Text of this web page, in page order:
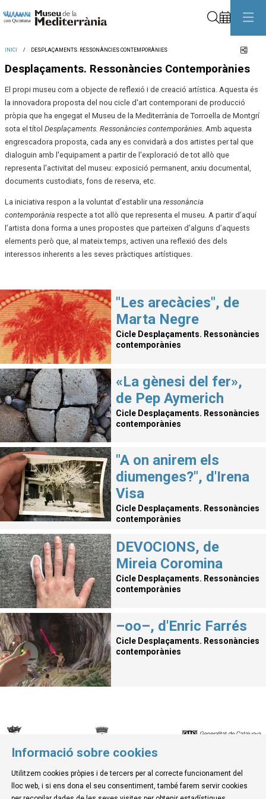
INICI DESPLAÇAMENTS. RESSONÀNCIES CONTEMPORÀNIES
Desplaçaments. Ressonàncies Contemporànies
El propi museu com a objecte de reflexió i de creació artística. Aquesta és
la innovadora proposta del nou cicle d'art contemporani de producció
pròpia que ha engegat el Museu de la Mediterrània de Torroella de Montgrí
sota el títol Desplaçaments. Ressonàncies contemporànies. Amb aquesta
engrescadora proposta, cada any es convidarà a dos artistes per tal que
dialoguin amb l'equipament a partir de l'exploració de tot allò que
representa l'activitat del museu: exposició permanent, arxiu documental,
documents custodiats, fons de reserva, etc.
La iniciativa respon a la voluntat d’establir una ressonància
contemporània respecte a tot allò que representa el museu. A partir d’aquí
l’artista dona forma a unes propostes que parteixen d’alguns d’aquests
elements però que, al mateix temps, activen una reflexió des dels
interessos inherents a les seves pràctiques artístiques.
"Les arecàcies", de
Marta Negre
Cicle Desplaçaments. Ressonàncies
contemporànies
«La gènesi del fer»,
de Pep Aymerich
Cicle Desplaçaments. Ressonàncies
contemporànies
"A on anirem els
diumenges?", d'Irena
Visa
Cicle Desplaçaments. Ressonàncies
contemporànies
DEVOCIONS, de
Mireia Coromina
Cicle Desplaçaments. Ressonàncies
contemporànies
–oo–, d'Enric Farrés
Cicle Desplaçaments. Ressonàncies
contemporànies
© Museu de la Mediterrània
C. d'Ullà, 27-31 | 17257 Torroella de Montgrí
Informació sobre cookies
Utilitzem cookies pròpies i de tercers per al correcte funcionament del
lloc web, i si ens dona el seu consentiment, també farem servir cookies